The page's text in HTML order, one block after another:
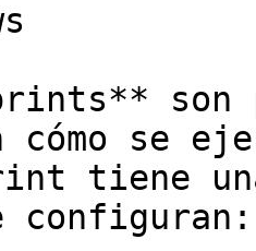
cómo se
tiene
configuran: